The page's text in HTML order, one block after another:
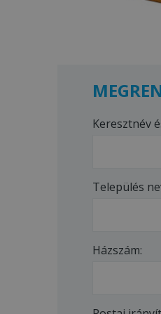
Keresztnév
Település
Házszám: